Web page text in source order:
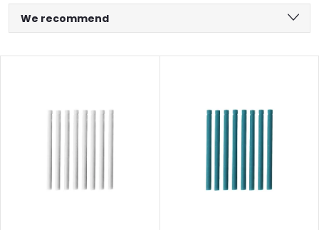
P
r
We recommend